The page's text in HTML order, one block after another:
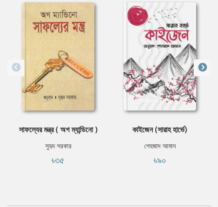
সাফল্যের মন্ত্র ( অগ ম্যান্ডিনো )
সুহৃদ সরকার
৳৩৫
কাইজেন (সারাহ হার্ভে)
শেহজাদ আমান
৳৯০